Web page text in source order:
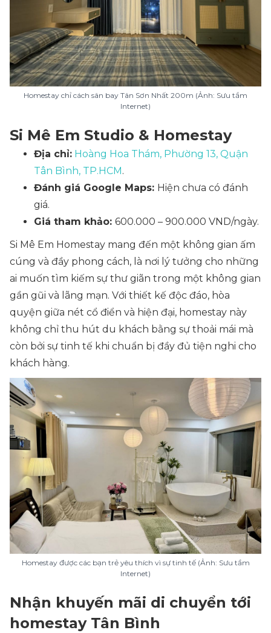
Homestay chỉ cách sân bay Tân Sơn Nhất 200m (Ảnh: Sưu tầm
Internet)
Si Mê Em Studio & Homestay
Địa chỉ: Hoàng Hoa Thám, Phường 13, Quận
Tân Bình, TP.HCM.
Đánh giá Google Maps: Hiện chưa có đánh
giá.
Giá tham khảo: 600.000 – 900.000 VND/ngày.
Si Mê Em Homestay mang đến một không gian ấm
cúng và đầy phong cách, là nơi lý tưởng cho những
ai muốn tìm kiếm sự thư giãn trong một không gian
gần gũi và lãng mạn. Với thiết kế độc đáo, hòa
quyện giữa nét cổ điển và hiện đại, homestay này
không chỉ thu hút du khách bằng sự thoải mái mà
còn bởi sự tinh tế khi chuẩn bị đầy đủ tiện nghi cho
khách hàng.
Homestay được các bạn trẻ yêu thích vì sự tinh tế (Ảnh: Sưu tầm
Internet)
Nhận khuyến mãi di chuyển tới
homestay Tân Bình